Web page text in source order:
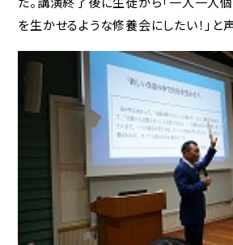
を生かせるような修養会にしたい！」と